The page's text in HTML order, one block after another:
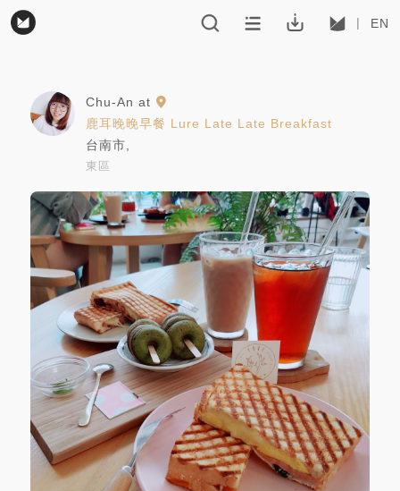
EN
Chu-An at
鹿耳晚晚早餐 Lure Late Late Breakfast
台南市
東區